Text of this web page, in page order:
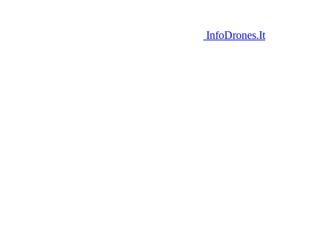
InfoDrones.It